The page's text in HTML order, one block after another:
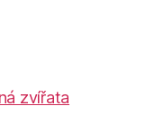
zvířata